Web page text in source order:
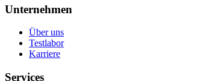
Unternehmen
Über uns
Testlabor
Karriere
Services